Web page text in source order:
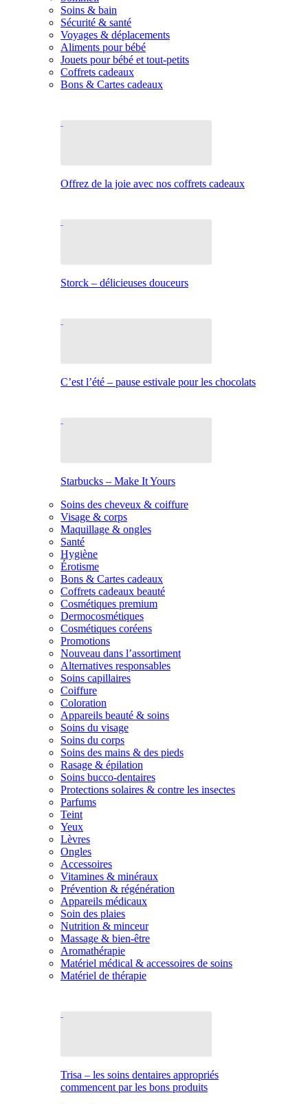
Soins & bain
Sécurité & santé
Voyages & déplacements
Aliments pour bébé
Jouets pour bébé et tout-petits
Coffrets cadeaux
Bons & Cartes cadeaux
Offrez de la joie avec nos coffrets cadeaux
Storck – délicieuses douceurs
C’est l’été – pause estivale pour les chocolats
Starbucks – Make It Yours
Soins des cheveux & coiffure
Visage & corps
Maquillage & ongles
Santé
Hygiène
Érotisme
Bons & Cartes cadeaux
Coffrets cadeaux beauté
Cosmétiques premium
Dermocosmétiques
Cosmétiques coréens
Promotions
Nouveau dans l’assortiment
Alternatives responsables
Soins capillaires
Coiffure
Coloration
Appareils beauté & soins
Soins du visage
Soins du corps
Soins des mains & des pieds
Rasage & épilation
Soins bucco-dentaires
Protections solaires & contre les insectes
Parfums
Teint
Yeux
Lèvres
Ongles
Accessoires
Vitamines & minéraux
Prévention & régénération
Appareils médicaux
Soin des plaies
Nutrition & minceur
Massage & bien-être
Aromathérapie
Matériel médical & accessoires de soins
Matériel de thérapie
Trisa – les soins dentaires appropriés
commencent par les bons produits